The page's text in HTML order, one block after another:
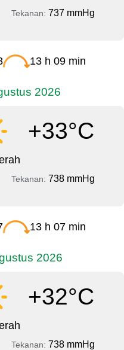
Tekanan: 737 mmHg
13 h 09 min
2026
+33°C
Tekanan: 738 mmHg
13 h 07 min
2026
+32°C
Tekanan: 738 mmHg